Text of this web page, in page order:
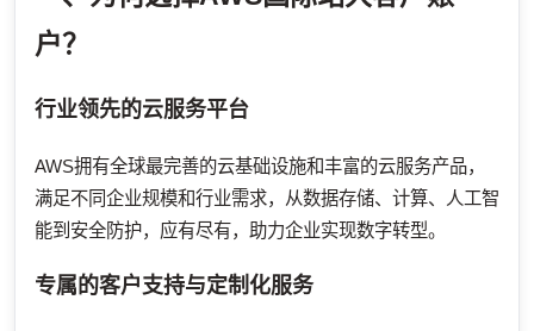
户？
行业领先的云服务平台
AWS拥有全球最完善的云基础设施和丰富的云服务产品，
满足不同企业规模和行业需求，从数据存储、计算、人工智
能到安全防护，应有尽有，助力企业实现数字转型。
专属的客户支持与定制化服务